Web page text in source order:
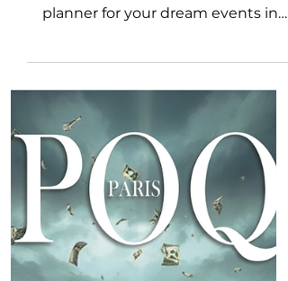
L'ÉPOQUE recommends Golden
planner for your dream events in